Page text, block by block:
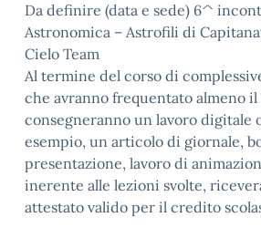
Da definire (data e sede) 6^
Astronomica – Astrofili di
Cielo Team
Al termine del corso di
che avranno frequentato almeno il
consegneranno un lavoro digitale
esempio, un articolo di giornale,
presentazione, lavoro di
inerente alle lezioni svolte,
attestato valido per il credito